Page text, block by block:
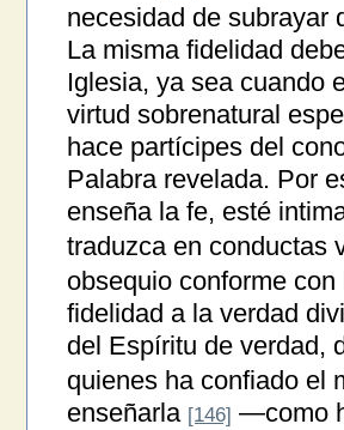
necesidad de subrayar
La misma fidelidad
Iglesia, ya sea cuando
virtud sobrenatural
hace partícipes del
Palabra revelada. Por
enseña la fe, esté
traduzca en conductas
obsequio conforme
fidelidad a la verdad
del Espíritu de verdad,
quienes ha confiado el
enseñarla [146] —como